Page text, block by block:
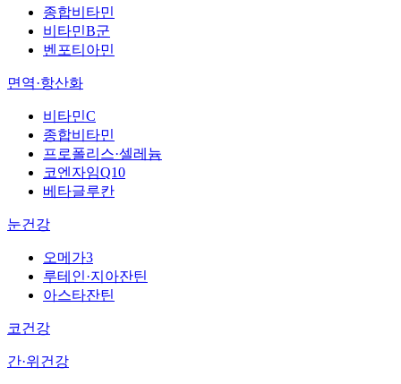
종합비타민
비타민B군
벤포티아민
면역·항산화
비타민C
종합비타민
프로폴리스·셀레늄
코엔자임Q10
베타글루칸
눈건강
오메가3
루테인·지아잔틴
아스타잔틴
코건강
간·위건강